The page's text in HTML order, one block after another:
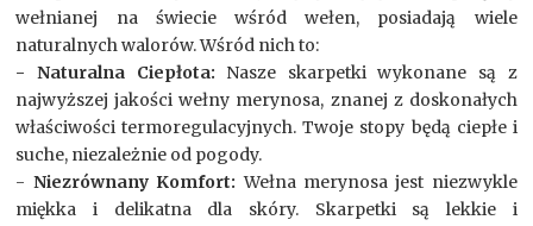
wełnianej na świecie wśród wełen, posiadają wiele
naturalnych walorów. Wśród nich to:
- Naturalna Ciepłota: Nasze skarpetki wykonane są z
najwyższej jakości wełny merynosa, znanej z doskonałych
właściwości termoregulacyjnych. Twoje stopy będą ciepłe i
suche, niezależnie od pogody.
- Niezrównany Komfort: Wełna merynosa jest niezwykle
miękka i delikatna dla skóry. Skarpetki są lekkie i